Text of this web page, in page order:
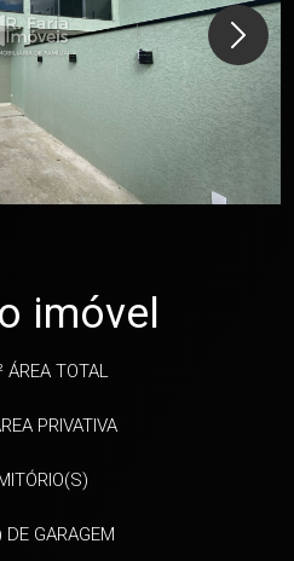
imóvel
ÁREA TOTAL
PRIVATIVA
GARAGEM